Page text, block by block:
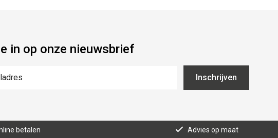
in op onze nieuwsbrief
Inschrijven
betalen Advies op maat